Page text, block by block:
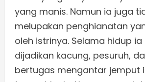
yang manis. Namun ia juga
melupakan penghianatan
oleh istrinya. Selama hidup ia
dijadikan kacung, pesuruh,
bertugas mengantar jemput